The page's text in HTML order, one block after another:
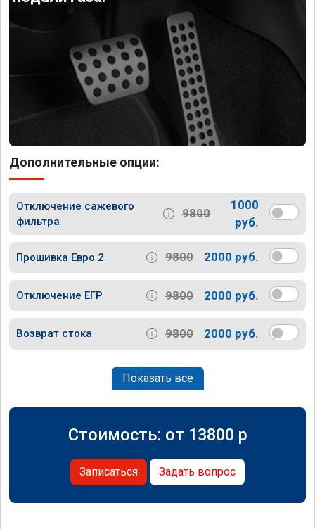
Дополнительные опции:
Отключение сажевого
фильтра
9800
1000
руб.
Прошивка Евро 2 9800 2000 руб.
Отключение ЕГР 9800 2000 руб.
Возврат стока 9800 2000 руб.
Показать все
Стоимость: от 13800 p
Записаться Задать вопрос